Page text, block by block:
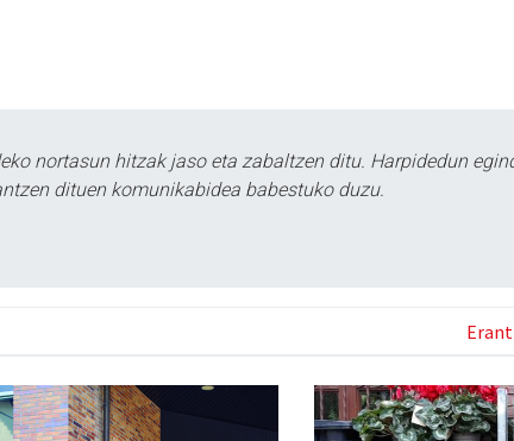
nortasun hitzak jaso eta zabaltzen ditu. Harpidedun
dituen komunikabidea babestuko duzu.